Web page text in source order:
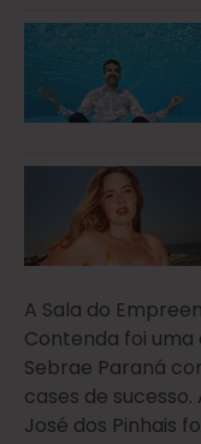
A Sala do
Contenda foi uma
Sebrae Paraná
cases de
José dos Pinhais